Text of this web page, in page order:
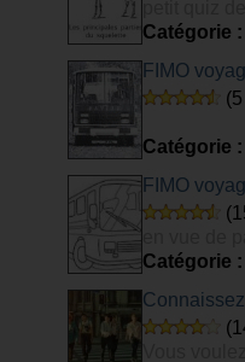
PARTIE
Catégorie :
FIMO
Catégorie :
FIMO
Initiale
Catégorie :